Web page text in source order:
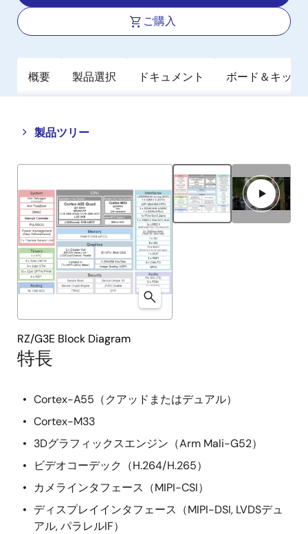
ご購入
概要 製品選択 ドキュメント ボード＆キット
製品ツリー
Close
tree
Open
tree
特長
Cortex-A55（クアッドまたはデュアル）
Cortex-M33
3Dグラフィックスエンジン（Arm Mali-G52）
ビデオコーデック（H.264/H.265）
カメラインタフェース（MIPI-CSI）
ディスプレイインタフェース（MIPI-DSI, LVDSデュ
アル, パラレルIF）
RZ/G3E Block Diagram